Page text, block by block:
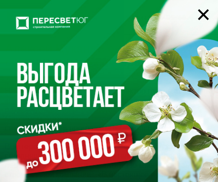
+7 (8442)22-05-66
Алексей Цуканов о развитии
строительного сектора
05.07.2024
На этой неделе генеральный директор группы компаний
«Пересвет-Юг» – Алексей Цуканов встретился с
радиоведущим информ-агентстваOBLVESTI.RU
Максимом Антипцевым, чтобы обсудить строительный
сектор 10-летней программы развития Волгограда.
В интервью поднимались важные вопросы, такие как
сегодняшняя ситуация в строительной отрасли и
перспективы будущего развития. По мнению главы
строительной компании - «В настоящее время